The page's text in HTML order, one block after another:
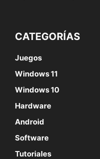
CATEGORÍAS
Juegos
Windows 11
Windows 10
Hardware
Android
Software
Tutoriales